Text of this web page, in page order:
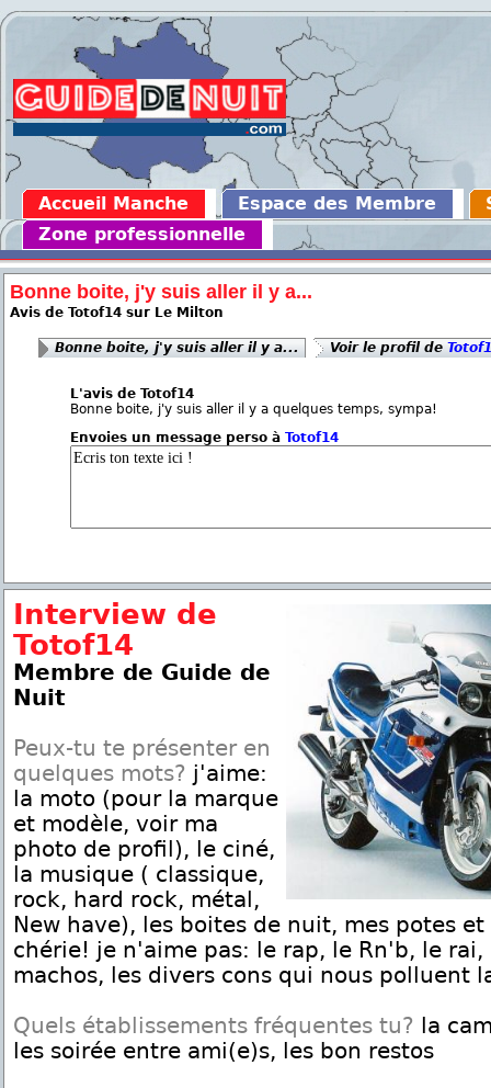
Accueil Manche Espace des Membre
Zone professionnelle
Bonne boite, j'y suis aller il y a...
Avis de Totof14 sur Le Milton
Bonne boite, j'y suis aller il y a... Voir le profil de
L'avis de Totof14
Bonne boite, j'y suis aller il y a quelques temps, sympa!
Envoies un message perso à Totof14
Interview de
Totof14
Membre de Guide de
Nuit
Peux-tu te présenter en
quelques mots? j'aime:
la moto (pour la marque
et modèle, voir ma
photo de profil), le ciné,
la musique ( classique,
rock, hard rock, métal,
New have), les boites de nuit, mes potes
chérie! je n'aime pas: le rap, le Rn'b, le
machos, les divers cons qui nous polluent
Quels établissements fréquentes tu? la
les soirée entre ami(e)s, les bon restos